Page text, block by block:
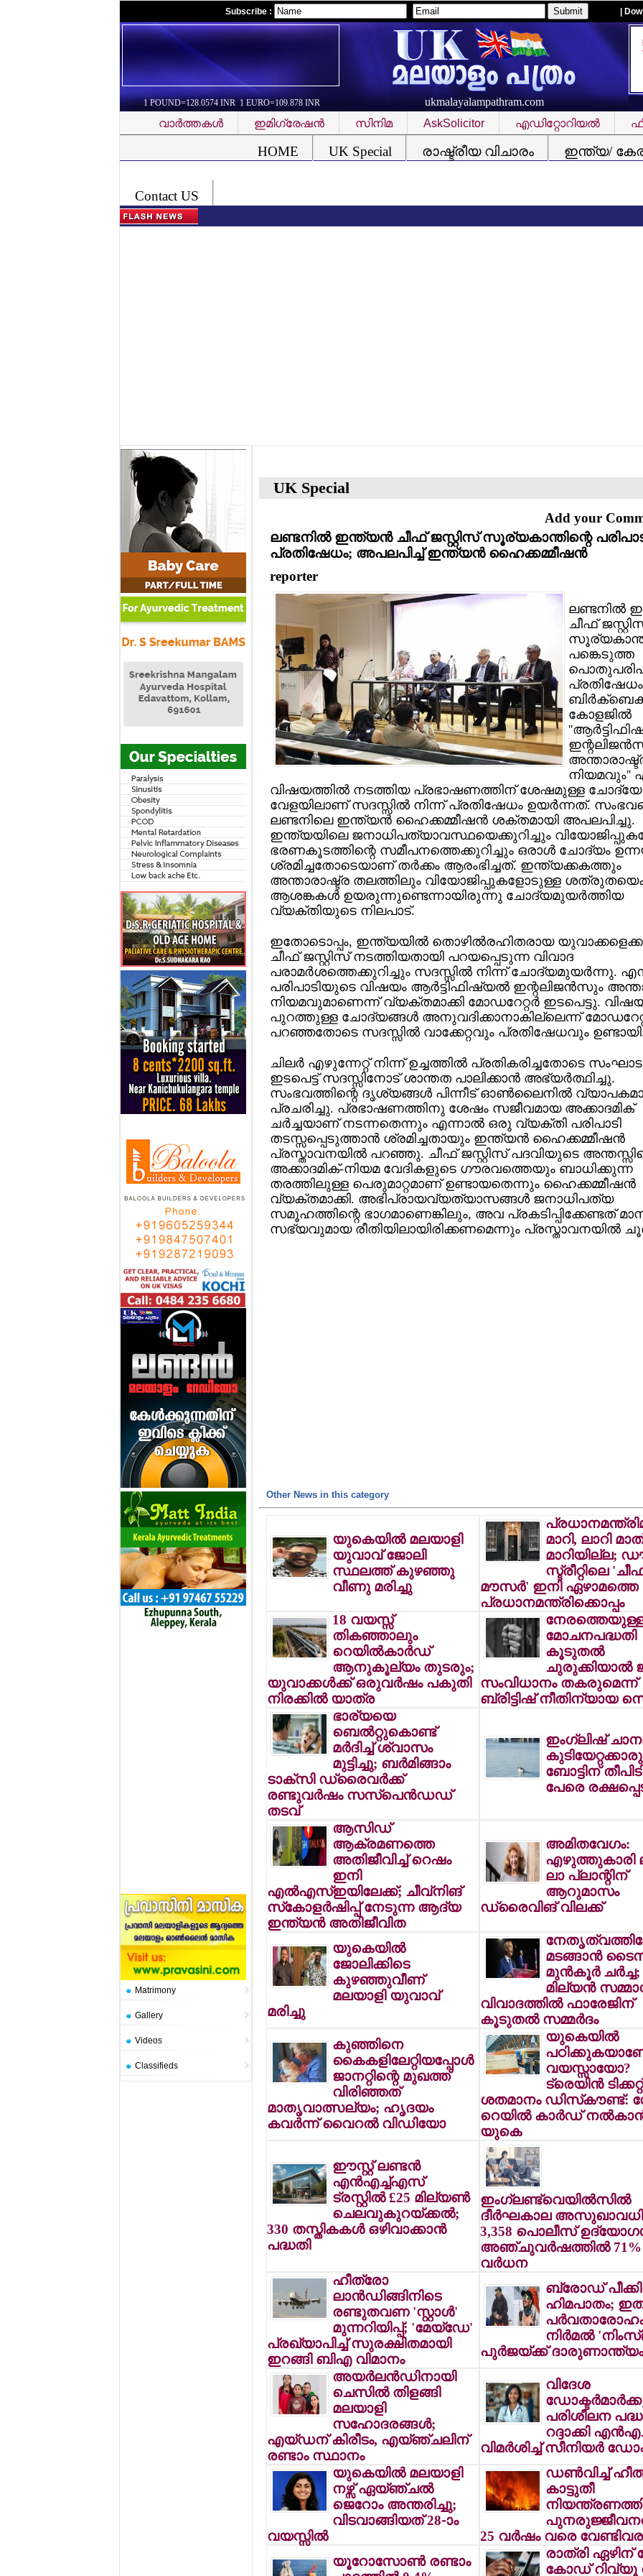
Subscribe : |
1 POUND=128.0574 INR 1 EURO=109.878 INR ukmalayalampathram.com
വാര്‍ത്തകള്‍ ഇമിഗ്രേഷന്‍ സിനിമ AskSolicitor എഡിറ്റോറിയല്‍
HOME UK Special രാഷ്ട്രീയ വിചാരം
ഇന്ത്യ/
Contact US
Matrimony
Gallery
Videos
Classifieds
UK Special
Add your
ലണ്ടനില്‍ ഇന്ത്യന്‍ ചീഫ് ജസ്റ്റിസ് സൂര്യകാന്തിന്റെ
പ്രതിഷേധം; അപലപിച്ച് ഇന്ത്യന്‍ ഹൈക്കമ്മീഷന്‍
reporter
ലണ്ടനില്‍
ചീഫ്
പങ്കെടുത്ത
കോളജില്‍
നിയമവും''
വിഷയത്തില്‍ നടത്തിയ പ്രഭാഷണത്തിന് ശേഷമുള്ള
വേളയിലാണ് സദസ്സില്‍ നിന്ന് പ്രതിഷേധം ഉയര്‍ന്നത്.
ലണ്ടനിലെ ഇന്ത്യന്‍ ഹൈക്കമ്മീഷന്‍ ശക്തമായി അപലപിച്ചു.
ഇന്ത്യയിലെ ജനാധിപത്യാവസ്ഥയെക്കുറിച്ചും
ഭരണകൂടത്തിന്റെ സമീപനത്തെക്കുറിച്ചും ഒരാള്‍ ചോദ്യം
ശ്രമിച്ചതോടെയാണ് തര്‍ക്കം ആരംഭിച്ചത്. ഇന്ത്യക്കകത്തും
അന്താരാഷ്ട്ര തലത്തിലും വിയോജിപ്പുകളോടുള്ള
ആശങ്കകള്‍ ഉയരുന്നുണ്ടെന്നായിരുന്നു ചോദ്യമുയര്‍ത്തിയ
വ്യക്തിയുടെ നിലപാട്.
ഇതോടൊപ്പം, ഇന്ത്യയില്‍ തൊഴില്‍രഹിതരായ
ചീഫ് ജസ്റ്റിസ് നടത്തിയതായി പറയപ്പെടുന്ന വിവാദ
പരാമര്‍ശത്തെക്കുറിച്ചും സദസ്സില്‍ നിന്ന് ചോദ്യമുയര്‍ന്നു.
പരിപാടിയുടെ വിഷയം ആര്‍ട്ടിഫിഷ്യല്‍ ഇന്റലിജന്‍സും
നിയമവുമാണെന്ന് വ്യക്തമാക്കി മോഡറേറ്റര്‍ ഇടപെട്ടു.
പുറത്തുള്ള ചോദ്യങ്ങള്‍ അനുവദിക്കാനാകില്ലെന്ന്
പറഞ്ഞതോടെ സദസ്സില്‍ വാക്കേറ്റവും പ്രതിഷേധവും
ചിലര്‍ എഴുന്നേറ്റ് നിന്ന് ഉച്ചത്തില്‍ പ്രതികരിച്ചതോടെ
ഇടപെട്ട് സദസ്സിനോട് ശാന്തത പാലിക്കാന്‍ അഭ്യര്‍ത്ഥിച്ചു.
സംഭവത്തിന്റെ ദൃശ്യങ്ങള്‍ പിന്നീട് ഓണ്‍ലൈനില്‍
പ്രചരിച്ചു. പ്രഭാഷണത്തിനു ശേഷം സജീവമായ അക്കാദമിക്
ചര്‍ച്ചയാണ് നടന്നതെന്നും എന്നാല്‍ ഒരു വ്യക്തി പരിപാടി
തടസ്സപ്പെടുത്താന്‍ ശ്രമിച്ചതായും ഇന്ത്യന്‍ ഹൈക്കമ്മീഷന്‍
പ്രസ്താവനയില്‍ പറഞ്ഞു. ചീഫ് ജസ്റ്റിസ് പദവിയുടെ
അക്കാദമിക്-നിയമ വേദികളുടെ ഗൗരവത്തെയും ബാധിക്കുന്ന
തരത്തിലുള്ള പെരുമാറ്റമാണ് ഉണ്ടായതെന്നും ഹൈക്കമ്മീഷന്‍
വ്യക്തമാക്കി. അഭിപ്രായവ്യത്യാസങ്ങള്‍ ജനാധിപത്യ
സമൂഹത്തിന്റെ ഭാഗമാണെങ്കിലും, അവ പ്രകടിപ്പിക്കേണ്ടത്
സഭ്യവുമായ രീതിയിലായിരിക്കണമെന്നും പ്രസ്താവനയില്‍
Other News in this category
യുകെയില്‍ മലയാളി
യുവാവ് ജോലി
സ്ഥലത്ത് കുഴഞ്ഞു
വീണു മരിച്ചു
മാറി, ലാറി
മാറിയില്ല;
സ്ട്രീറ്റിലെ
മൗസര്‍' ഇനി ഏഴാമത്തെ
പ്രധാനമന്ത്രിക്കൊപ്പം
18 വയസ്സ്
തികഞ്ഞാലും
റെയില്‍കാര്‍ഡ്
ആനുകൂല്യം തുടരും;
യുവാക്കള്‍ക്ക് ഒരുവര്‍ഷം പകുതി
നിരക്കില്‍ യാത്ര
മോചനപദ്ധതി
കൂടുതല്‍
ചുരുക്കിയാല്‍
സംവിധാനം തകരുമെന്ന്
ബ്രിട്ടിഷ് നീതിന്യായ
ഭാര്യയെ
ബെല്‍റ്റുകൊണ്ട്
മര്‍ദിച്ച് ശ്വാസം
മുട്ടിച്ചു; ബര്‍മിങ്ങാം
ടാക്‌സി ഡ്രൈവര്‍ക്ക്
രണ്ടുവര്‍ഷം സസ്‌പെന്‍ഡഡ്
തടവ്
ഇംഗ്ലിഷ്
ബോട്ടിന്
പേരെ
ആസിഡ്
ആക്രമണത്തെ
അതിജീവിച്ച് റെഷം
ഇനി
എല്‍എസ്ഇയിലേക്ക്; ചീവ്‌നിങ്
സ്‌കോളര്‍ഷിപ്പ് നേടുന്ന ആദ്യ
ഇന്ത്യന്‍ അതിജീവിത
അമിതവേഗം:
എഴുത്തുകാരി
ലാ പ്ലാന്റിന്
ആറുമാസം
ഡ്രൈവിങ് വിലക്ക്
യുകെയില്‍
ജോലിക്കിടെ
കുഴഞ്ഞുവീണ്
മലയാളി യുവാവ്
മരിച്ചു
മടങ്ങാന്‍
മുന്‍കൂര്‍ ചര്‍ച്ച;
മില്യന്‍
വിവാദത്തില്‍ ഫാരേജിന്
കൂടുതല്‍ സമ്മര്‍ദം
കുഞ്ഞിനെ
കൈകളിലേറ്റിയപ്പോള്‍
ജാനറ്റിന്റെ മുഖത്ത്
വിരിഞ്ഞത്
മാതൃവാത്സല്യം; ഹൃദയം
കവര്‍ന്ന് വൈറല്‍ വിഡിയോ
യുകെയില്‍
വയസ്സായോ?
ട്രെയിന്‍
ശതമാനം ഡിസ്‌കൗണ്ട്:
റെയില്‍ കാര്‍ഡ്
യുകെ
ഈസ്റ്റ് ലണ്ടന്‍
എന്‍എച്ച്എസ്
ട്രസ്റ്റില്‍ £25 മില്യണ്‍
ചെലവുകുറയ്ക്കല്‍;
330 തസ്തികകള്‍ ഒഴിവാക്കാന്‍
പദ്ധതി
ഇംഗ്ലണ്ട്‌വെയില്‍സില്‍
ദീര്‍ഘകാല
3,358 പൊലീസ്
അഞ്ചുവര്‍ഷത്തില്‍ 71%
വര്‍ധന
ഹീത്രോ
ലാന്‍ഡിങ്ങിനിടെ
രണ്ടുതവണ 'സ്റ്റാള്‍'
മുന്നറിയിപ്പ്; 'മേയ്ഡേ'
പ്രഖ്യാപിച്ച് സുരക്ഷിതമായി
ഇറങ്ങി ബിഎ വിമാനം
ബ്രോഡ്
ഹിമപാതം;
നിര്‍മല്‍
പുര്‍ജയ്ക്ക് ദാരുണാന്ത്യം
അയര്‍ലന്‍ഡിനായി
ചെസില്‍ തിളങ്ങി
മലയാളി
സഹോദരങ്ങള്‍;
എയ്ഡന് കിരീടം, എയ്ഞ്ചലിന്
രണ്ടാം സ്ഥാനം
വിദേശ
പരിശീലന
റദ്ദാക്കി
വിമര്‍ശിച്ച് സീനിയര്‍
യുകെയില്‍ മലയാളി
നഴ്സ് ഏയ്ഞ്ചല്‍
ജെറോം അന്തരിച്ചു;
വിടവാങ്ങിയത് 28-ാം
വയസ്സില്‍
ഡണ്‍വിച്ച്
കാട്ടുതീ
25 വര്‍ഷം വരെ
യൂറോസോണ്‍ രണ്ടാം
രാത്രി ഏഴിന്
കോഡ് റിവ്യൂ